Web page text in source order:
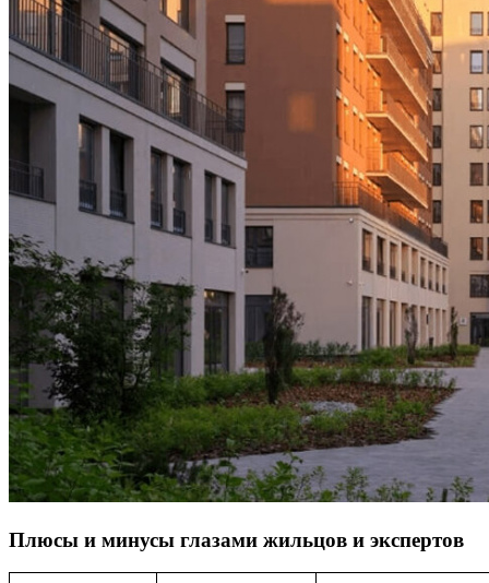
Плюсы и минусы глазами жильцов и экспертов